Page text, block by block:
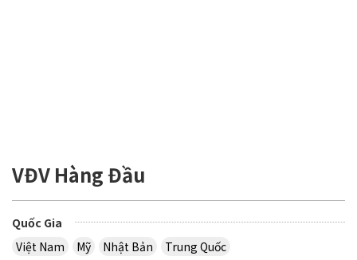
VĐV Hàng Đầu
Quốc Gia
Việt Nam
Mỹ Nhật Bản Trung Quốc